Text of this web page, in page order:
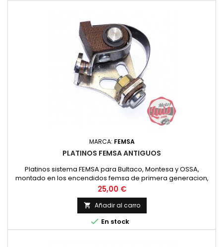
MARCA: FEMSA
PLATINOS FEMSA ANTIGUOS
Platinos sistema FEMSA para Bultaco, Montesa y OSSA,
montado en los encendidos femsa de primera generacion,
primeros modelos de Bultaco, Primeros modelos de OSSA y
otras.
Precio
25,00 €
 Añadir al carro
 En stock